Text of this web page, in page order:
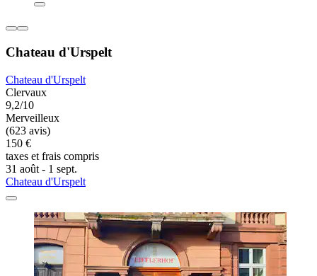
Chateau d'Urspelt
Chateau d'Urspelt
Clervaux
9,2/10
Merveilleux
(623 avis)
150 €
taxes et frais compris
31 août - 1 sept.
Chateau d'Urspelt